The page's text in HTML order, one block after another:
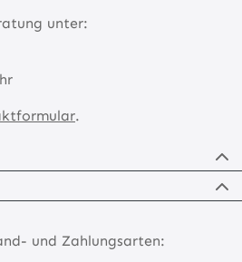
unter:
.
und Zahlungsarten: